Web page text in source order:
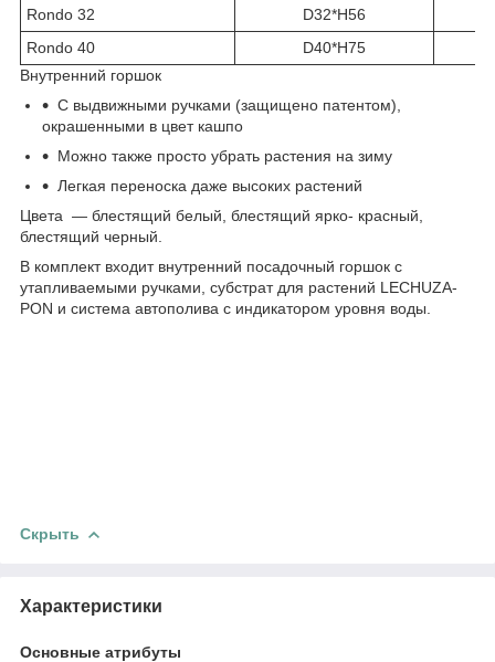
Rondo 32
D32*H56
Rondo 40
D40*H75
Bнутренний горшок
С выдвижными ручками (защищено патентом),
окрашенными в цвет кашпо
Можно также просто убрать растения на зиму
Легкая переноска даже высоких растений
Цвета ― блестящий белый, блестящий ярко- красный,
блестящий черный.
В комплект входит внутренний посадочный горшок с
утапливаемыми ручками, субстрат для растений LECHUZA-
PON и система автополива с индикатором уровня воды.
Скрыть
Характеристики
Основные атрибуты